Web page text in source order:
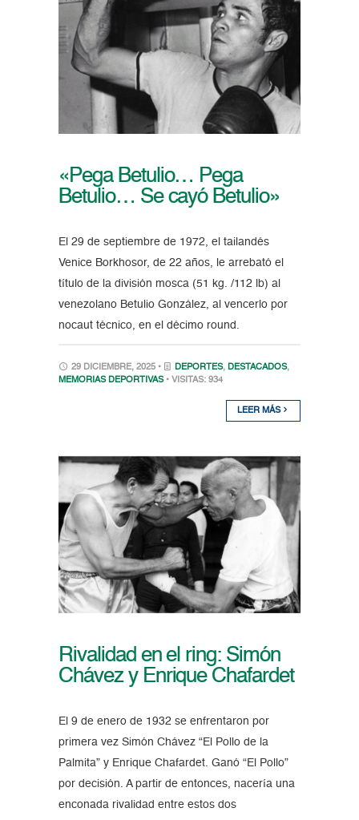
«Pega Betulio… Pega
Betulio… Se cayó Betulio»
El 29 de septiembre de 1972, el tailandés
Venice Borkhosor, de 22 años, le arrebató el
título de la división mosca (51 kg. /112 lb) al
venezolano Betulio González, al vencerlo por
nocaut técnico, en el décimo round.
29 DICIEMBRE, 2025 • DEPORTES, DESTACADOS,
MEMORIAS DEPORTIVAS • VISITAS: 934
LEER MÁS
Rivalidad en el ring: Simón
Chávez y Enrique Chafardet
El 9 de enero de 1932 se enfrentaron por
primera vez Simón Chávez “El Pollo de la
Palmita” y Enrique Chafardet. Ganó “El Pollo”
por decisión. A partir de entonces, nacería una
enconada rivalidad entre estos dos